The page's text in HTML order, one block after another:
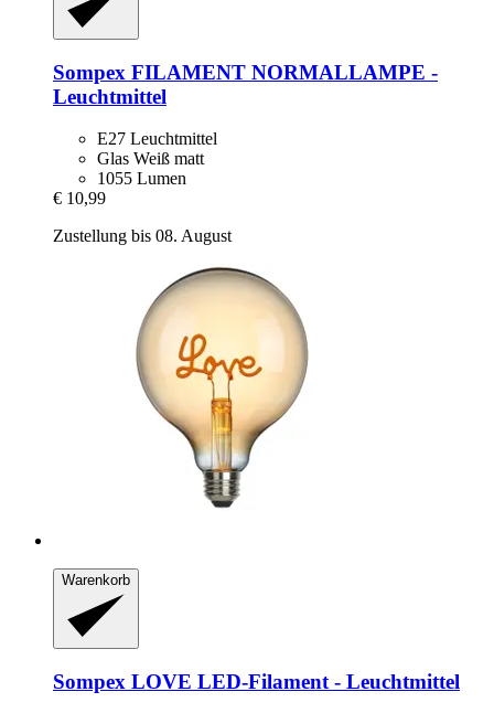
Sompex FILAMENT NORMALLAMPE -​
Leuchtmittel
E27 Leuchtmittel
Glas Weiß matt
1055 Lumen
€ 10,99
Zustellung bis 08. August
Warenkorb
Sompex LOVE LED-​Filament -​ Leuchtmittel